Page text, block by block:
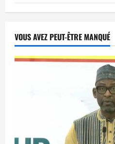
VOUS AVEZ PEUT-ÊTRE MANQUÉ